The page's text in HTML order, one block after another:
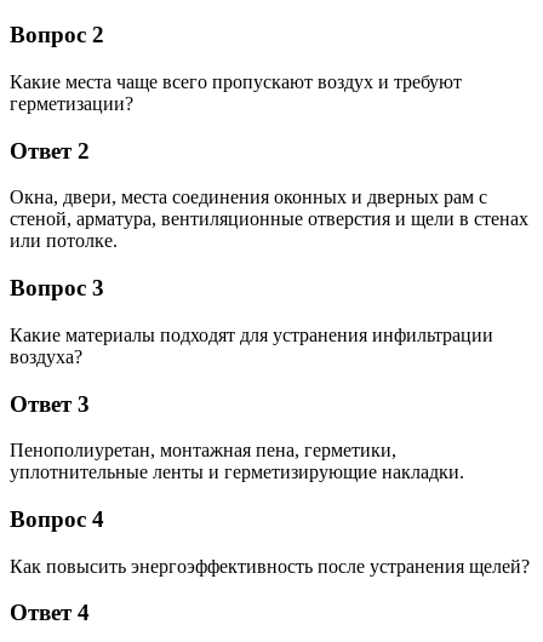
Вопрос 2
Какие места чаще всего пропускают воздух и требуют
герметизации?
Ответ 2
Окна, двери, места соединения оконных и дверных рам с
стеной, арматура, вентиляционные отверстия и щели в стенах
или потолке.
Вопрос 3
Какие материалы подходят для устранения инфильтрации
воздуха?
Ответ 3
Пенополиуретан, монтажная пена, герметики,
уплотнительные ленты и герметизирующие накладки.
Вопрос 4
Как повысить энергоэффективность после устранения щелей?
Ответ 4